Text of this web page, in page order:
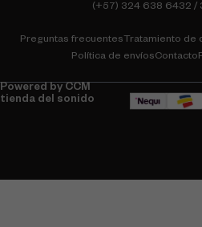
(+57) 324 638 6432 /
Preguntas frecuentesTratamiento de
Política de envíosContacto
Powered by CCM
tienda del sonido